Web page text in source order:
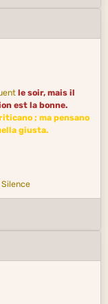
le soir, mais il
est la bonne.
; ma pensano
giusta.